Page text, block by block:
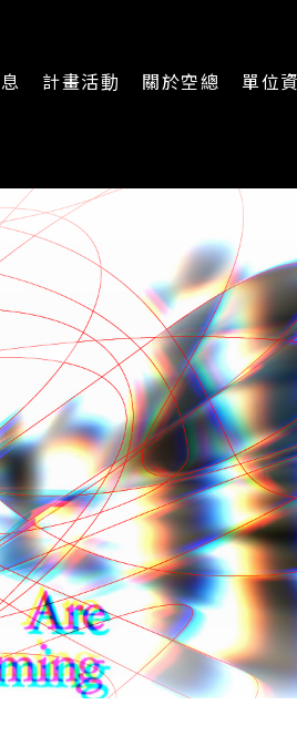
計畫活動
主題計畫
CREATORS
關於空總
組織架構
認識執行長
場地申請
加入我們
單位